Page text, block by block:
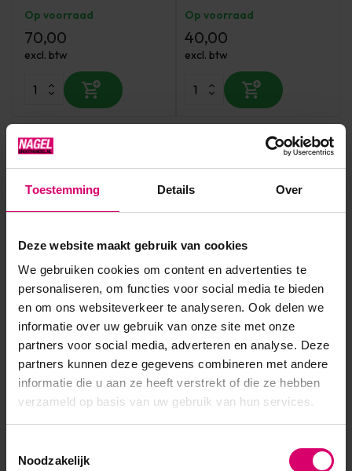
Toestemming Details Over
Deze website maakt gebruik van cookies
We gebruiken cookies om content en advertenties te
personaliseren, om functies voor social media te bieden
en om ons websiteverkeer te analyseren. Ook delen we
informatie over uw gebruik van onze site met onze
partners voor social media, adverteren en analyse. Deze
partners kunnen deze gegevens combineren met andere
informatie die u aan ze heeft verstrekt of die ze hebben
verzameld op basis van uw gebruik van hun services.
Noodzakelijk
Op voorraad
70,00
excl. btw
Op voorraad
40,00
excl. btw
Florence Nails
Florence Nails Acryl
Penseel Nr. O*-08
KOLINSKY
Op voorraad
44,95
excl. btw
CND Pro Sculpting L&P
Round Brush #12
Op voorraad
103,60
excl. btw